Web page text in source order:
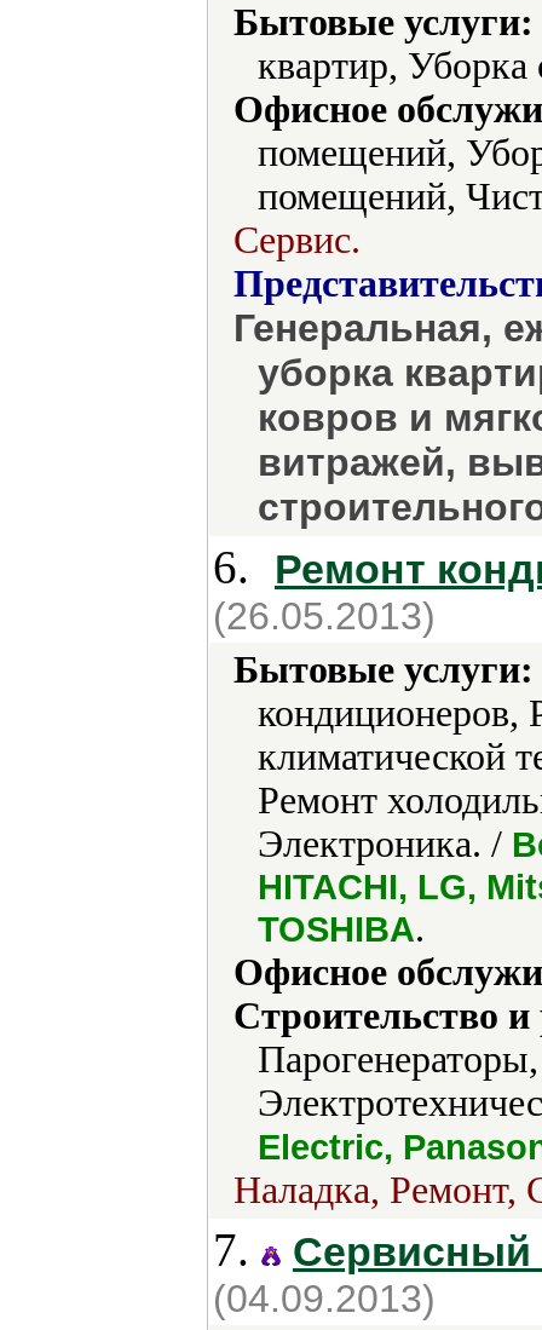
Бытовые услуги:
квартир,
Офисное
помещений,
помещений,
Сервис.
Генеральная,
уборка
ковров и
витражей,
6. Ремонт
(26.05.2013)
Бытовые услуги:
кондиционеров,
климатической
Ремонт
Электроника. /
HITACHI, LG,
TOSHIBA.
Офисное
Строительство
Electric,
Наладка, Ремонт,
7. Сервисный
(04.09.2013)